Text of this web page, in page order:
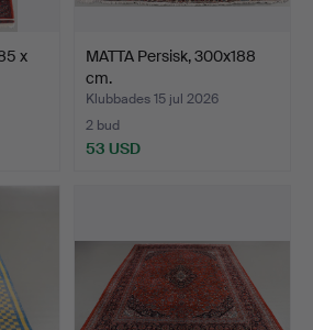
x
MATTA Persisk, 300x188
cm.
Klubbades 15 jul 2026
2 bud
53 USD